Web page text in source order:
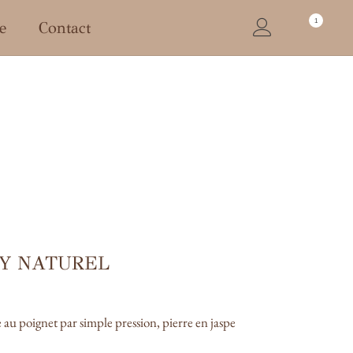
Contact 1
NATUREL
poignet par simple pression, pierre en jaspe